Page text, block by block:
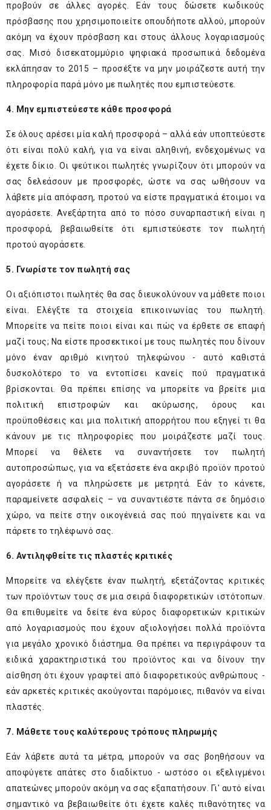
προβούν σε άλλες αγορές. Εάν τους δώσετε κωδικούς
πρόσβασης που χρησιμοποιείτε οπουδήποτε αλλού, μπορούν
ακόμη να έχουν πρόσβαση και στους άλλους λογαριασμούς
σας. Μισό δισεκατομμύριο ψηφιακά προσωπικά δεδομένα
εκλάπησαν το 2015 – προσέξτε να μην μοιράζεστε αυτή την
πληροφορία παρά μόνο με πωλητές που εμπιστεύεστε.
4. Μην εμπιστεύεστε κάθε προσφορά
Σε όλους αρέσει μία καλή προσφορά – αλλά εάν υποπτεύεστε
ότι είναι πολύ καλή, για να είναι αληθινή, ενδεχομένως να
έχετε δίκιο. Οι ψεύτικοι πωλητές γνωρίζουν ότι μπορούν να
σας δελεάσουν με προσφορές, ώστε να σας ωθήσουν να
λάβετε μία απόφαση, προτού να είστε πραγματικά έτοιμοι να
αγοράσετε. Ανεξάρτητα από το πόσο συναρπαστική είναι η
προσφορά, βεβαιωθείτε ότι εμπιστεύεστε τον πωλητή
προτού αγοράσετε.
5. Γνωρίστε τον πωλητή σας
Οι αξιόπιστοι πωλητές θα σας διευκολύνουν να μάθετε ποιοι
είναι. Ελέγξτε τα στοιχεία επικοινωνίας του πωλητή.
Μπορείτε να πείτε ποιοι είναι και πώς να έρθετε σε επαφή
μαζί τους; Να είστε προσεκτικοί με τους πωλητές που δίνουν
μόνο έναν αριθμό κινητού τηλεφώνου - αυτό καθιστά
δυσκολότερο το να εντοπίσει κανείς πού πραγματικά
βρίσκονται. Θα πρέπει επίσης να μπορείτε να βρείτε μια
πολιτική επιστροφών και ακύρωσης, όρους και
προϋποθέσεις και μια πολιτική απορρήτου που εξηγεί τι θα
κάνουν με τις πληροφορίες που μοιράζεστε μαζί τους.
Μπορεί να θέλετε να συναντήσετε τον πωλητή
αυτοπροσώπως, για να εξετάσετε ένα ακριβό προϊόν προτού
αγοράσετε ή να πληρώσετε με μετρητά. Εάν το κάνετε,
παραμείνετε ασφαλείς – να συναντιέστε πάντα σε δημόσιο
χώρο, να πείτε στην οικογένειά σας πού πηγαίνετε και να
πάρετε το τηλέφωνό σας.
6. Αντιληφθείτε τις πλαστές κριτικές
Μπορείτε να ελέγξετε έναν πωλητή, εξετάζοντας κριτικές
των προϊόντων τους σε μια σειρά διαφορετικών ιστότοπων.
Θα επιθυμείτε να δείτε ένα εύρος διαφορετικών κριτικών
από λογαριασμούς που έχουν αξιολογήσει πολλά προϊόντα
για μεγάλο χρονικό διάστημα. Θα πρέπει να περιγράφουν τα
ειδικά χαρακτηριστικά του προϊόντος και να δίνουν την
αίσθηση ότι έχουν γραφτεί από διαφορετικούς ανθρώπους -
εάν αρκετές κριτικές ακούγονται παρόμοιες, πιθανόν να είναι
πλαστές.
7. Μάθετε τους καλύτερους τρόπους πληρωμής
Εάν λάβετε αυτά τα μέτρα, μπορούν να σας βοηθήσουν να
αποφύγετε απάτες στο διαδίκτυο - ωστόσο οι εξελιγμένοι
απατεώνες μπορούν ακόμη να σας εξαπατήσουν. Γι' αυτό είναι
σημαντικό να βεβαιωθείτε ότι έχετε καλές πιθανότητες να